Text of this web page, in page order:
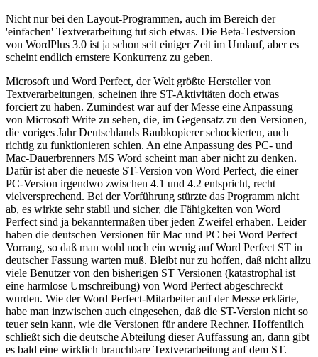
Nicht nur bei den Layout-Programmen, auch im Bereich der
'einfachen' Textverarbeitung tut sich etwas. Die Beta-Testversion
von WordPlus 3.0 ist ja schon seit einiger Zeit im Umlauf, aber es
scheint endlich ernstere Konkurrenz zu geben.
Microsoft und Word Perfect, der Welt größte Hersteller von
Textverarbeitungen, scheinen ihre ST-Aktivitäten doch etwas
forciert zu haben. Zumindest war auf der Messe eine Anpassung
von Microsoft Write zu sehen, die, im Gegensatz zu den Versionen,
die voriges Jahr Deutschlands Raubkopierer schockierten, auch
richtig zu funktionieren schien. An eine Anpassung des PC- und
Mac-Dauerbrenners MS Word scheint man aber nicht zu denken.
Dafür ist aber die neueste ST-Version von Word Perfect, die einer
PC-Version irgendwo zwischen 4.1 und 4.2 entspricht, recht
vielversprechend. Bei der Vorführung stürzte das Programm nicht
ab, es wirkte sehr stabil und sicher, die Fähigkeiten von Word
Perfect sind ja bekanntermaßen über jeden Zweifel erhaben. Leider
haben die deutschen Versionen für Mac und PC bei Word Perfect
Vorrang, so daß man wohl noch ein wenig auf Word Perfect ST in
deutscher Fassung warten muß. Bleibt nur zu hoffen, daß nicht allzu
viele Benutzer von den bisherigen ST Versionen (katastrophal ist
eine harmlose Umschreibung) von Word Perfect abgeschreckt
wurden. Wie der Word Perfect-Mitarbeiter auf der Messe erklärte,
habe man inzwischen auch eingesehen, daß die ST-Version nicht so
teuer sein kann, wie die Versionen für andere Rechner. Hoffentlich
schließt sich die deutsche Abteilung dieser Auffassung an, dann gibt
es bald eine wirklich brauchbare Textverarbeitung auf dem ST.